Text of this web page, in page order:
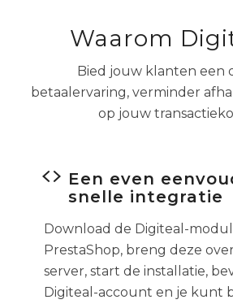
Waarom
Bied jouw klanten een
betaalervaring, verminder
op jouw
Een even
snelle integratie
Download de Digiteal-
PrestaShop, breng deze
server, start de installatie,
Digiteal-account en je kunt